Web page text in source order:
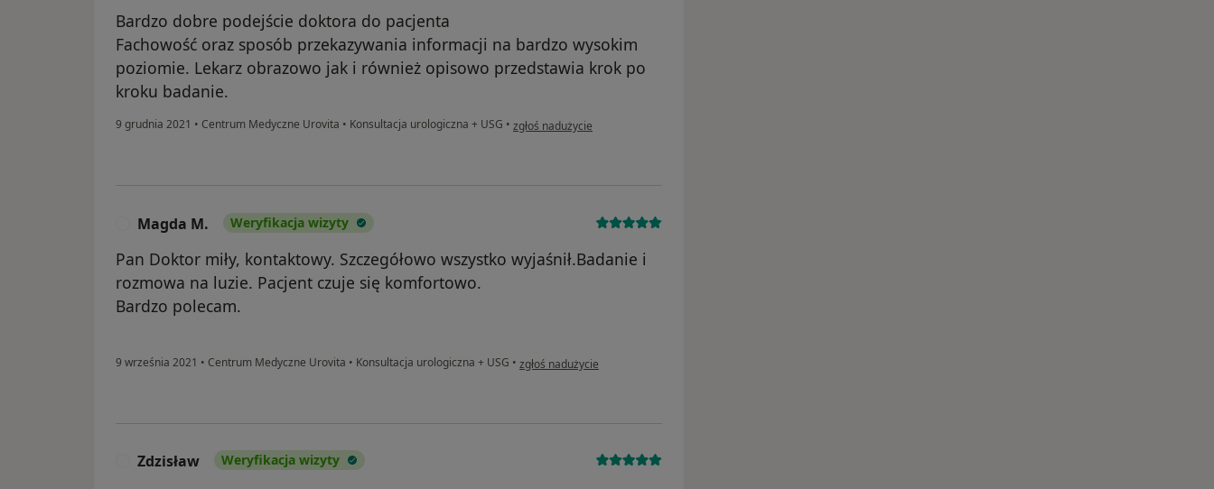
Bardzo dobre podejście doktora do pacjenta
Fachowość oraz sposób przekazywania informacji na bardzo wysokim
poziomie. Lekarz obrazowo jak i również opisowo przedstawia krok po
kroku badanie.
9 grudnia 2021 • Centrum Medyczne Urovita • Konsultacja urologiczna + USG • w opinii użytkownika Arkadiusz
zgłoś nadużycie
Magda M. Weryfikacja wizyty
Pan Doktor miły, kontaktowy. Szczegółowo wszystko wyjaśnił.Badanie i
rozmowa na luzie. Pacjent czuje się komfortowo.
Bardzo polecam.
9 września 2021 • Centrum Medyczne Urovita • Konsultacja urologiczna + USG • w opinii użytkownika Magda M.
zgłoś nadużycie
Zdzisław Weryfikacja wizyty